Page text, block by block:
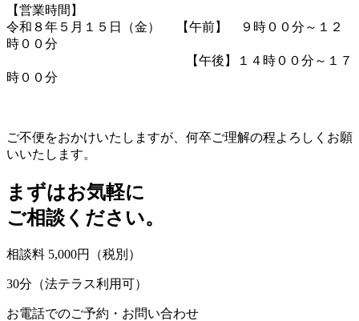
【営業時間】
令和８年５月１５日（金） 【午前】 ９時００分～１２
時００分
【午後】１４時００分～１７
時００分
ご不便をおかけいたしますが、何卒ご理解の程よろしくお願
いいたします。
まずはお気軽に
ご相談ください。
相談料 5,000円（税別）
30分（法テラス利用可）
お電話でのご予約・お問い合わせ